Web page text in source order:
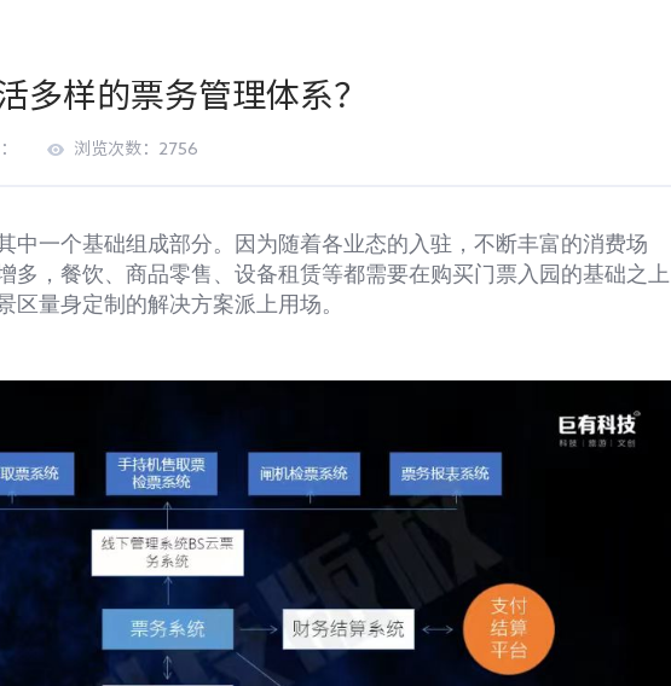
多样的票务管理体系？
浏览次数：2756
中一个基础组成部分。因为随着各业态的入驻，不断丰富的消费场
多，餐饮、商品零售、设备租赁等都需要在购买门票入园的基础之上
量身定制的解决方案派上用场。